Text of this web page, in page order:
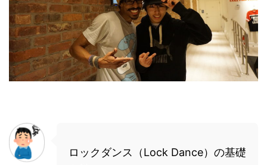
ロックダンス（Lock Dance）の基礎